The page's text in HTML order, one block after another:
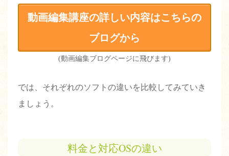
動画編集講座の詳しい内容はこちらの
ブログから
(動画編集ブログページに飛びます)
では、それぞれのソフトの違いを比較してみていき
ましょう。
料金と対応OSの違い